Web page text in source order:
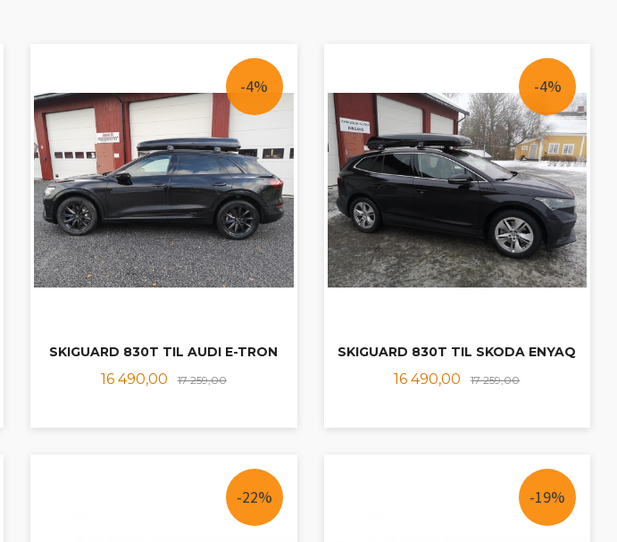
SKIGUARD 830T TIL AUDI E-TRON
Tilbud
16 490,00 17 259,00Rabatt
-4%
SKIGUARD 830T TIL SKODA ENYAQ
Tilbud
16 490,00 17 259,00Rabatt
-4%
-22% -19%